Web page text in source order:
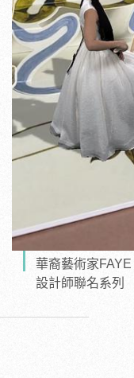
華裔藝術家
設計師聯名系列